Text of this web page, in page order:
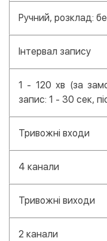
Ручний, розклад:
Інтервал запису
1 - 120 хв (за
запис: 1 - 30 сек,
Тривожні входи
4 канали
Тривожні виходи
2 канали